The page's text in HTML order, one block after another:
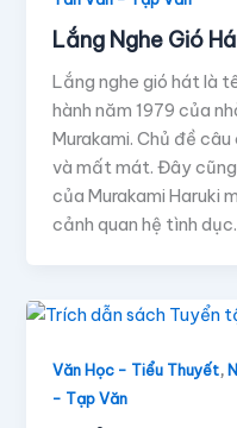
Lắng Nghe Gió
Lắng nghe gió hát là
hành năm 1979 của
Murakami. Chủ đề
và mất mát. Đây
của Murakami Haruki
cảnh quan hệ tình dục.
Văn Học - Tiểu Thuyết,
- Tạp Văn